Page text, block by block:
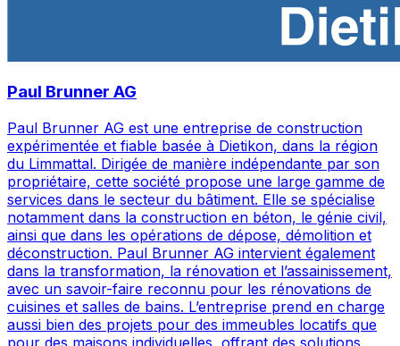
Paul Brunner AG
Paul Brunner AG est une entreprise de construction
expérimentée et fiable basée à Dietikon, dans la région
du Limmattal. Dirigée de manière indépendante par son
propriétaire, cette société propose une large gamme de
services dans le secteur du bâtiment. Elle se spécialise
notamment dans la construction en béton, le génie civil,
ainsi que dans les opérations de dépose, démolition et
déconstruction. Paul Brunner AG intervient également
dans la transformation, la rénovation et l’assainissement,
avec un savoir-faire reconnu pour les rénovations de
cuisines et salles de bains. L’entreprise prend en charge
aussi bien des projets pour des immeubles locatifs que